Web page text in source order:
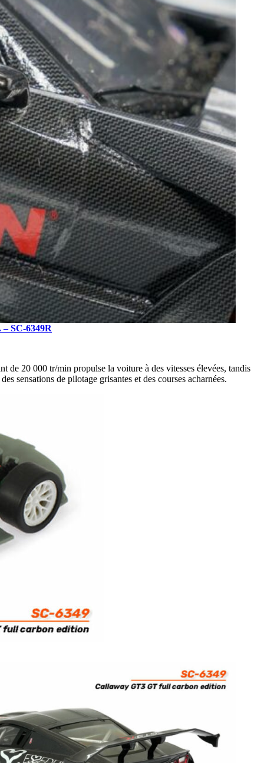
SC-6349R
de 20 000 tr/min propulse la voiture à des vitesses élevées, tandis
sensations de pilotage grisantes et des courses acharnées.